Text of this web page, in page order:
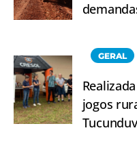
GERAL
jogos